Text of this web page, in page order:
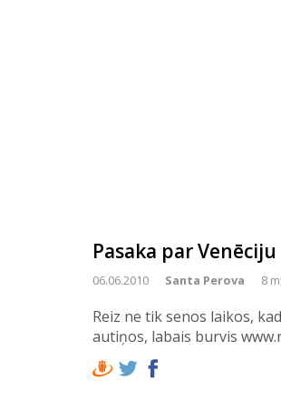
Pasaka par
06.06.2010 Santa Perova 8
Reiz ne tik senos laikos,
autiņos, labais burvis